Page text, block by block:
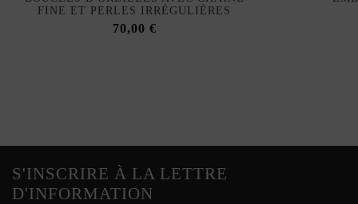
FINE ET PERLES IRRÉGULIÈRES
70,00 €
S'INSCRIRE À LA LETTRE
D'INFORMATION